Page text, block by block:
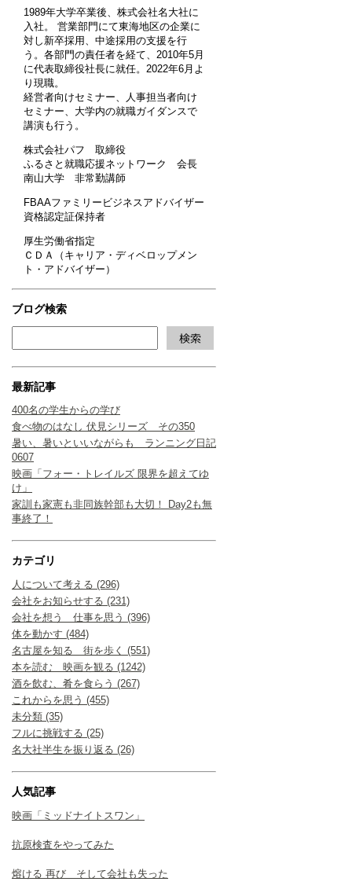
1989年大学卒業後、株式会社名大社に
入社。 営業部門にて東海地区の企業に
対し新卒採用、中途採用の支援を行
う。各部門の責任者を経て、2010年5月
に代表取締役社長に就任。2022年6月よ
り現職。
経営者向けセミナー、人事担当者向け
セミナー、大学内の就職ガイダンスで
講演も行う。
株式会社パフ 取締役
ふるさと就職応援ネットワーク 会長
南山大学 非常勤講師
FBAAファミリービジネスアドバイザー
資格認定証保持者
厚生労働省指定
ＣＤＡ（キャリア・ディベロップメン
ト・アドバイザー）
ブログ検索
最新記事
400名の学生からの学び
食べ物のはなし 伏見シリーズ その350
暑い、暑いといいながらも ランニング日記
0607
映画「フォー・トレイルズ 限界を超えてゆ
け」
家訓も家憲も非同族幹部も大切！ Day2も無
事終了！
カテゴリ
人について考える (296)
会社をお知らせする (231)
会社を想う 仕事を思う (396)
体を動かす (484)
名古屋を知る 街を歩く (551)
本を読む 映画を観る (1242)
酒を飲む、肴を食らう (267)
これからを思う (455)
未分類 (35)
フルに挑戦する (25)
名大社半生を振り返る (26)
人気記事
映画「ミッドナイトスワン」
抗原検査をやってみた
熔ける 再び そして会社も失った